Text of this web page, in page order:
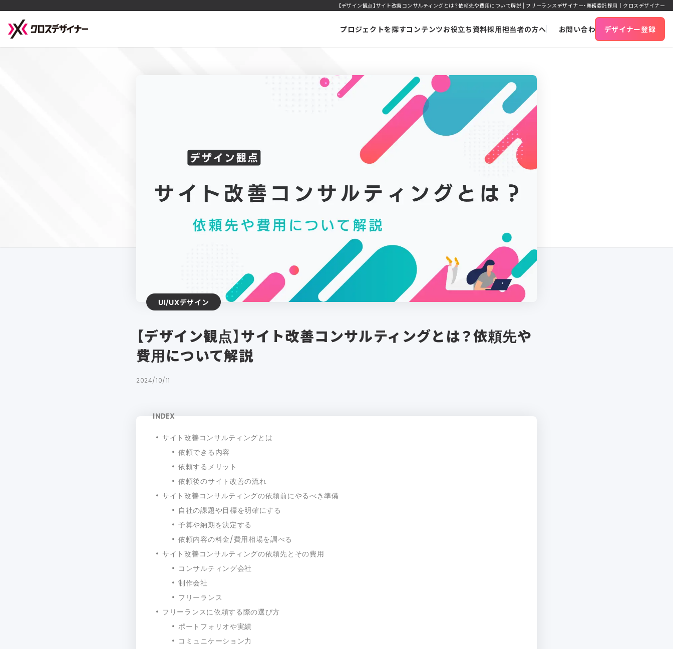
【デザイン観点】サイト改善コンサルティングとは？依頼先や費用について解説 | フリーランスデザイナー・業務委託採用｜クロスデザイナー
プロジェクトを探すコンテンツお役立ち資料採用担当者の方へ お問い合わせ デザイナー登録
UI/UXデザイン
【デザイン観点】サイト改善コンサルティングとは？依頼先や
費用について解説
2024/10/11
INDEX
サイト改善コンサルティングとは
依頼できる内容
依頼するメリット
依頼後のサイト改善の流れ
サイト改善コンサルティングの依頼前にやるべき準備
自社の課題や目標を明確にする
予算や納期を決定する
依頼内容の料金/費用相場を調べる
サイト改善コンサルティングの依頼先とその費用
コンサルティング会社
制作会社
フリーランス
フリーランスに依頼する際の選び方
ポートフォリオや実績
コミュニケーション力